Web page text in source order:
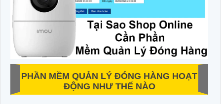
PHẦN MỀM QUẢN LÝ ĐÓNG HÀNG HOẠT
ĐỘNG NHƯ THẾ NÀO